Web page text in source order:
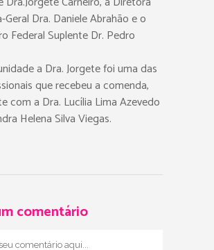
Dra. Daniele Abrahão e o
Federal Suplente Dr. Pedro
a Dra. Jorgete foi uma das
que recebeu a comenda,
com a Dra. Lucília Lima Azevedo
Helena Silva Viegas.
comentário